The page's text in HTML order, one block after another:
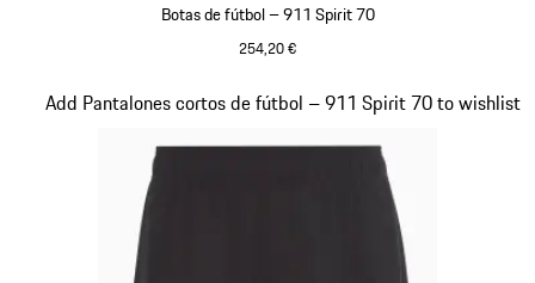
Botas de fútbol – 911 Spirit 70
254,20 €
Add Pantalones cortos de fútbol – 911 Spirit 70 to wishlist
Diapositiva 3 de 8